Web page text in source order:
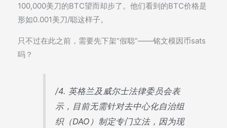
100,000美刀的BTC望而却步了。他们看到的BTC价格是
形如0.001美刀/聪这样子。
只不过在此之前，需要先下架“假聪”——铭文模因币sats
吗？
/4. 英格兰及威尔士法律委员会表
示，目前无需针对去中心化自治组
织（DAO）制定专门立法，因为现